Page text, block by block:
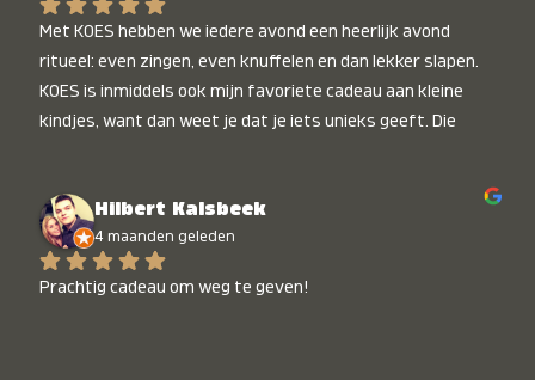
Met KOES hebben we iedere avond een heerlijk avond
ritueel: even zingen, even knuffelen en dan lekker slapen.
KOES is inmiddels ook mijn favoriete cadeau aan kleine
kindjes, want dan weet je dat je iets unieks geeft. Die
Hilbert Kalsbeek
4 maanden geleden
Prachtig cadeau om weg te geven!